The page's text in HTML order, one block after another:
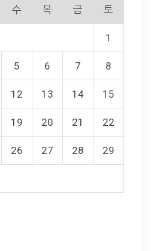
수 목 금 토
1
5 6 7 8
12 13 14 15
19 20 21 22
26 27 28 29